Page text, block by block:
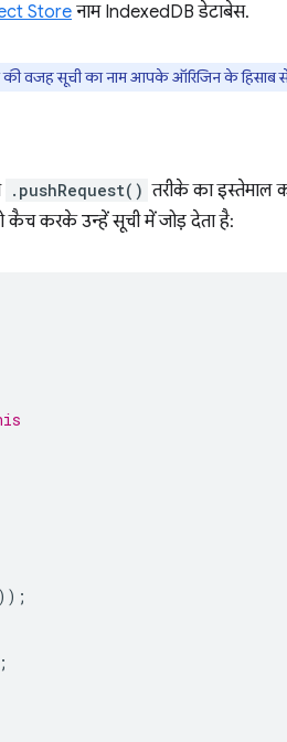
Storeनाम IndexedDB डेटाबेस.
की वजह सूची का नाम आपके ऑरिजिन के हिसाब से
.pushRequest() तरीके का इस्तेमाल
कैच करके उन्हें सूची में जोड़ देता है: